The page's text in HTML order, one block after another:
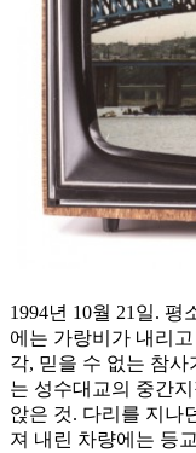
1994년 10월 21일.
에는 가랑비가 내리
각, 믿을 수 없는 참
는 성수대교의 중간
앉은 것. 다리를 지나
져 내린 차량에는 등